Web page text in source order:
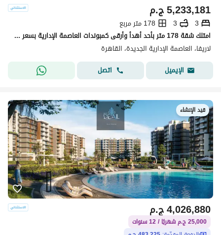
ج.م5,233,181
3
3
178 متر مربع
امتلك شقة 178 متر بأحد أهدأ وأرقى كمبوندات العاصمة الإدارية بسعر مش هيتكرر
لاريفا، العاصمة الإدارية الجديدة، القاهرة
الإيميل
اتصل
قيد الإنشاء
ج.م4,026,880
25,000 ج.م شهريًا / 12 سنوات